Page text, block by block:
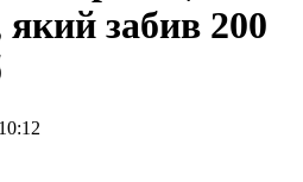
забив 200